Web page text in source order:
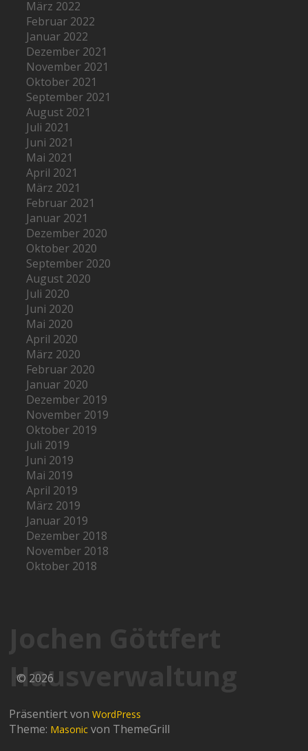
März 2022
Februar 2022
Januar 2022
Dezember 2021
November 2021
Oktober 2021
September 2021
August 2021
Juli 2021
Juni 2021
Mai 2021
April 2021
März 2021
Februar 2021
Januar 2021
Dezember 2020
Oktober 2020
September 2020
August 2020
Juli 2020
Juni 2020
Mai 2020
April 2020
März 2020
Februar 2020
Januar 2020
Dezember 2019
November 2019
Oktober 2019
Juli 2019
Juni 2019
Mai 2019
April 2019
März 2019
Januar 2019
Dezember 2018
November 2018
Oktober 2018
Jochen Göttfert
Hausverwaltung
© 2026
Präsentiert vonWordPress
Theme: Masonic von ThemeGrill